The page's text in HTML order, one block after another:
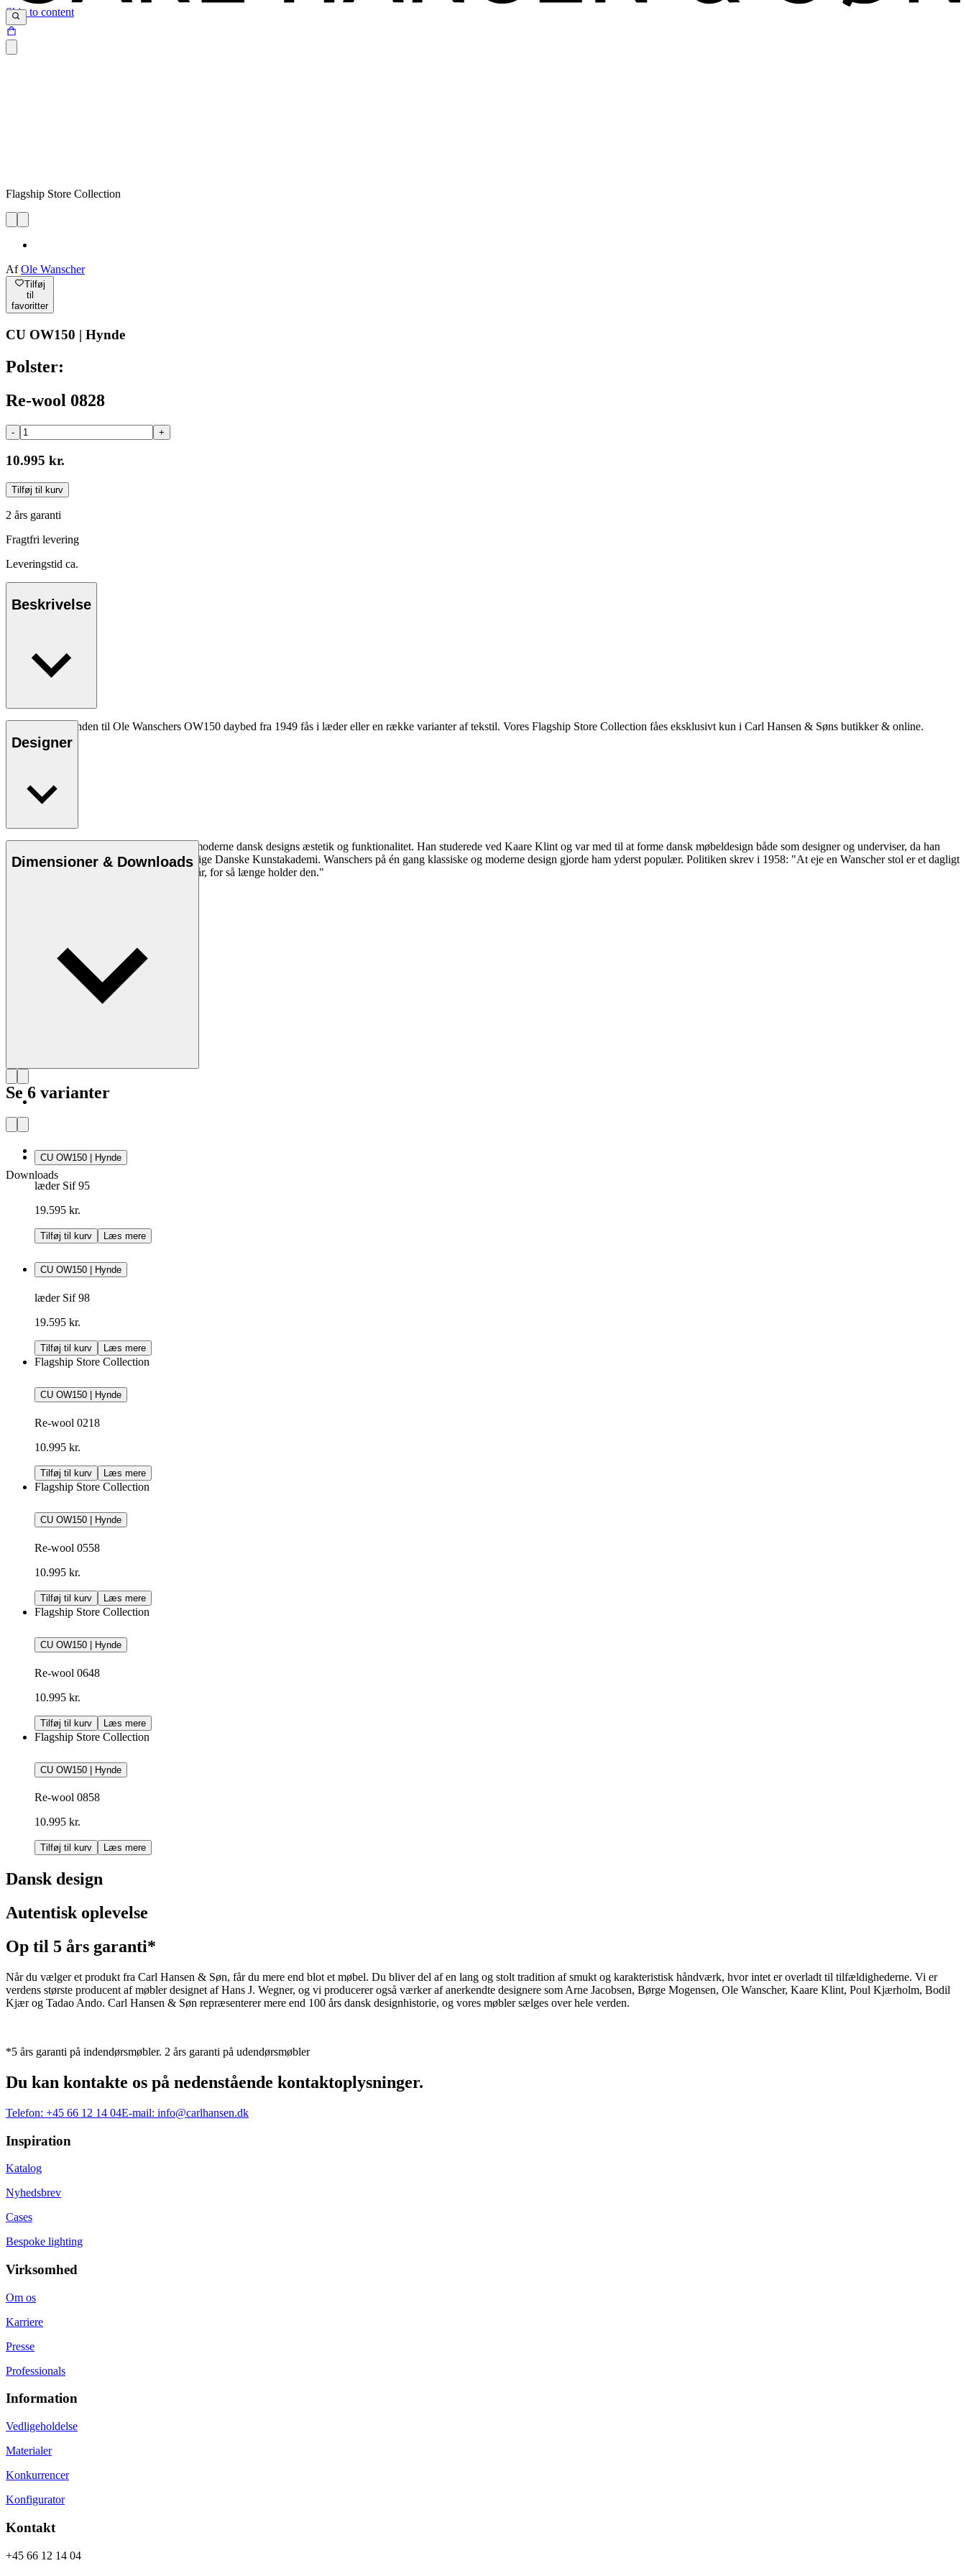
Skip to content
Flagship Store Collection
AfOle Wanscher
Tilføj
til
favoritter
CU OW150 | Hynde
Polster:
Re-wool 0828
- +
10.995 kr.
Tilføj til kurv
2 års garanti
Fragtfri levering
Leveringstid ca.
Beskrivelse
CU OW150 hynden til Ole Wanschers OW150 daybed fra 1949 fås i læder eller en række varianter af tekstil. Vores Flagship Store Collection fåes eksklusivt kun i Carl Hansen & Søns butikker & online.
Designer
Ole Wanscher er uløseligt forbundet med moderne dansk designs æstetik og funktionalitet. Han studerede ved Kaare Klint og var med til at forme dansk møbeldesign både som designer og underviser, da han
overtog Klints professorat ved Det Kongelige Danske Kunstakademi. Wanschers på én gang klassiske og moderne design gjorde ham yderst populær. Politiken skrev i 1958: "At eje en Wanscher stol er et dagligt
eventyr, som vil fortsætte i flere hundrede år, for så længe holder den."
Dimensioner & Downloads
Downloads
Se 6 varianter
CU OW150 | Hynde
læder Sif 95
19.595 kr.
Tilføj til kurv Læs mere
CU OW150 | Hynde
læder Sif 98
19.595 kr.
Tilføj til kurv Læs mere
Flagship Store Collection
CU OW150 | Hynde
Re-wool 0218
10.995 kr.
Tilføj til kurv Læs mere
Flagship Store Collection
CU OW150 | Hynde
Re-wool 0558
10.995 kr.
Tilføj til kurv Læs mere
Flagship Store Collection
CU OW150 | Hynde
Re-wool 0648
10.995 kr.
Tilføj til kurv Læs mere
Flagship Store Collection
CU OW150 | Hynde
Re-wool 0858
10.995 kr.
Tilføj til kurv Læs mere
Dansk design
Autentisk oplevelse
Op til 5 års garanti*
Når du vælger et produkt fra Carl Hansen & Søn, får du mere end blot et møbel. Du bliver del af en lang og stolt tradition af smukt og karakteristisk håndværk, hvor intet er overladt til tilfældighederne. Vi er
verdens største producent af møbler designet af Hans J. Wegner, og vi producerer også værker af anerkendte designere som Arne Jacobsen, Børge Mogensen, Ole Wanscher, Kaare Klint, Poul Kjærholm, Bodil
Kjær og Tadao Ando. Carl Hansen & Søn repræsenterer mere end 100 års dansk designhistorie, og vores møbler sælges over hele verden.
*5 års garanti på indendørsmøbler. 2 års garanti på udendørsmøbler
Du kan kontakte os på nedenstående kontaktoplysninger.
Telefon: +45 66 12 14 04E-mail: info@carlhansen.dk
Inspiration
Katalog
Nyhedsbrev
Cases
Bespoke lighting
Virksomhed
Om os
Karriere
Presse
Professionals
Information
Vedligeholdelse
Materialer
Konkurrencer
Konfigurator
Kontakt
+45 66 12 14 04